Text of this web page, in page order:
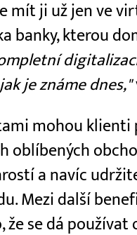
mít ji už jen ve
banky, kterou
je známe dnes,"
mohou klienti
oblíbených
a navíc
Mezi další
se dá